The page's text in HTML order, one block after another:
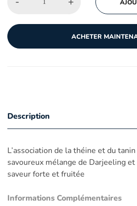
ACHETER
Description
L’association de la théine et du
savoureux mélange de Darjeeling et
saveur forte et fruitée
Informations Complémentaires